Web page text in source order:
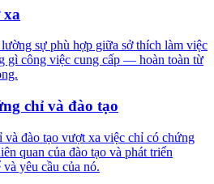
xa
sự phù hợp giữa sở thích làm việc
gì công việc cung cấp — hoàn toàn từ
chỉ và đào tạo
đào tạo vượt xa việc chỉ có chứng
quan của đào tạo và phát triển
yêu cầu của nó.